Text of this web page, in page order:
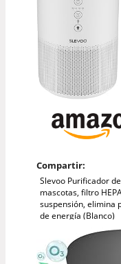
Compartir:
Slevoo Purificador
mascotas, filtro
suspensión, elimina
de energía (Blanco)